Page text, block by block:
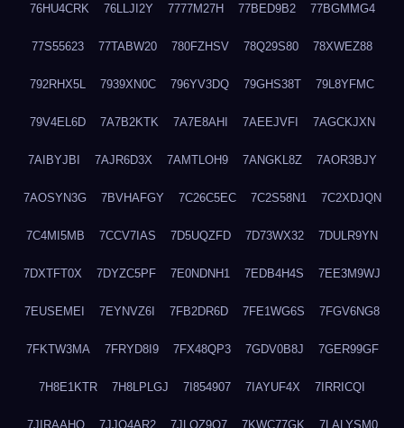
76HU4CRK 76LLJI2Y 7777M27H 77BED9B2 77BGMMG4
77S55623 77TABW20 780FZHSV 78Q29S80 78XWEZ88
792RHX5L 7939XN0C 796YV3DQ 79GHS38T 79L8YFMC
79V4EL6D 7A7B2KTK 7A7E8AHI 7AEEJVFI 7AGCKJXN
7AIBYJBI 7AJR6D3X 7AMTLOH9 7ANGKL8Z 7AOR3BJY
7AOSYN3G 7BVHAFGY 7C26C5EC 7C2S58N1 7C2XDJQN
7C4MI5MB 7CCV7IAS 7D5UQZFD 7D73WX32 7DULR9YN
7DXTFT0X 7DYZC5PF 7E0NDNH1 7EDB4H4S 7EE3M9WJ
7EUSEMEI 7EYNVZ6I 7FB2DR6D 7FE1WG6S 7FGV6NG8
7FKTW3MA 7FRYD8I9 7FX48QP3 7GDV0B8J 7GER99GF
7H8E1KTR 7H8LPLGJ 7I854907 7IAYUF4X 7IRRICQI
7JIRAAHO 7JJO4AR2 7JLOZ9Q7 7KWC77GK 7LALYSM0